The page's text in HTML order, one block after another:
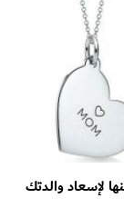
لإسعاد والدتك